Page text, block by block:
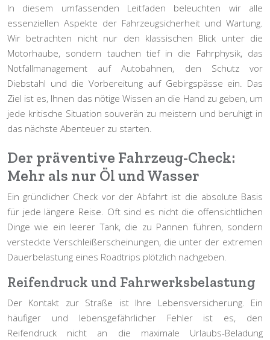
In diesem umfassenden Leitfaden beleuchten wir alle
essenziellen Aspekte der Fahrzeugsicherheit und Wartung.
Wir betrachten nicht nur den klassischen Blick unter die
Motorhaube, sondern tauchen tief in die Fahrphysik, das
Notfallmanagement auf Autobahnen, den Schutz vor
Diebstahl und die Vorbereitung auf Gebirgspässe ein. Das
Ziel ist es, Ihnen das nötige Wissen an die Hand zu geben, um
jede kritische Situation souverän zu meistern und beruhigt in
das nächste Abenteuer zu starten.
Der präventive Fahrzeug-Check:
Mehr als nur Öl und Wasser
Ein gründlicher Check vor der Abfahrt ist die absolute Basis
für jede längere Reise. Oft sind es nicht die offensichtlichen
Dinge wie ein leerer Tank, die zu Pannen führen, sondern
versteckte Verschleißerscheinungen, die unter der extremen
Dauerbelastung eines Roadtrips plötzlich nachgeben.
Reifendruck und Fahrwerksbelastung
Der Kontakt zur Straße ist Ihre Lebensversicherung. Ein
häufiger und lebensgefährlicher Fehler ist es, den
Reifendruck nicht an die maximale Urlaubs-Beladung